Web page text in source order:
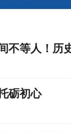
不等人！历
砺初心